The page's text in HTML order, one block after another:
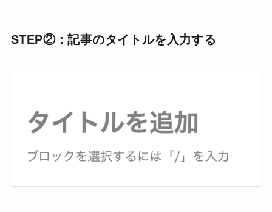
STEP②：記事のタイトルを入力する